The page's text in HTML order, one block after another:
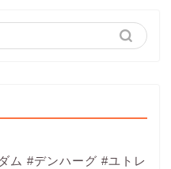
ム #デンハーグ #ユトレ